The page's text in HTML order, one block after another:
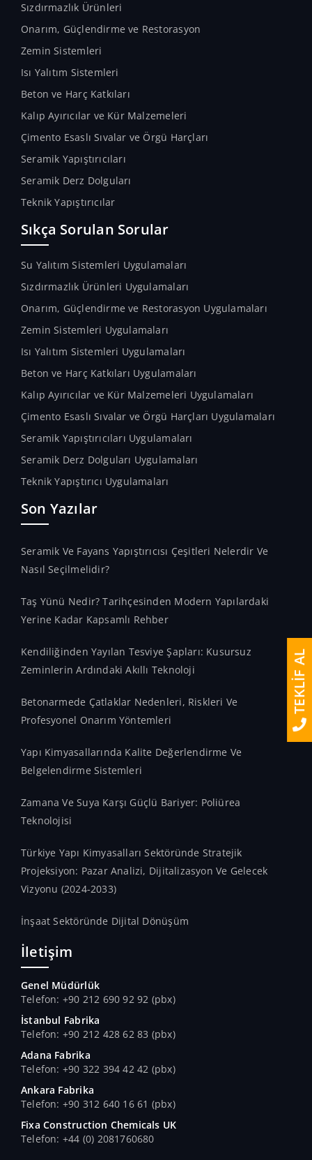
Sızdırmazlık Ürünleri
Onarım, Güçlendirme ve Restorasyon
Zemin Sistemleri
Isı Yalıtım Sistemleri
Beton ve Harç Katkıları
Kalıp Ayırıcılar ve Kür Malzemeleri
Çimento Esaslı Sıvalar ve Örgü Harçları
Seramik Yapıştırıcıları
Seramik Derz Dolguları
Teknik Yapıştırıcılar
Sıkça Sorulan Sorular
Su Yalıtım Sistemleri Uygulamaları
Sızdırmazlık Ürünleri Uygulamaları
Onarım, Güçlendirme ve Restorasyon Uygulamaları
Zemin Sistemleri Uygulamaları
Isı Yalıtım Sistemleri Uygulamaları
Beton ve Harç Katkıları Uygulamaları
Kalıp Ayırıcılar ve Kür Malzemeleri Uygulamaları
Çimento Esaslı Sıvalar ve Örgü Harçları Uygulamaları
Seramik Yapıştırıcıları Uygulamaları
Seramik Derz Dolguları Uygulamaları
Teknik Yapıştırıcı Uygulamaları
Son Yazılar
Seramik Ve Fayans Yapıştırıcısı Çeşitleri Nelerdir Ve
Nasıl Seçilmelidir?
Taş Yünü Nedir? Tarihçesinden Modern Yapılardaki
Yerine Kadar Kapsamlı Rehber
Kendiliğinden Yayılan Tesviye Şapları: Kusursuz
Zeminlerin Ardındaki Akıllı Teknoloji
Betonarmede Çatlaklar Nedenleri, Riskleri Ve
Profesyonel Onarım Yöntemleri
Yapı Kimyasallarında Kalite Değerlendirme Ve
Belgelendirme Sistemleri
Zamana Ve Suya Karşı Güçlü Bariyer: Poliürea
Teknolojisi
Türkiye Yapı Kimyasalları Sektöründe Stratejik
Projeksiyon: Pazar Analizi, Dijitalizasyon Ve Gelecek
Vizyonu (2024-2033)
İnşaat Sektöründe Dijital Dönüşüm
İletişim
Genel Müdürlük
Telefon: +90 212 690 92 92 (pbx)
İstanbul Fabrika
Telefon: +90 212 428 62 83 (pbx)
Adana Fabrika
Telefon: +90 322 394 42 42 (pbx)
Ankara Fabrika
Telefon: +90 312 640 16 61 (pbx)
Fixa Construction Chemicals UK
Telefon: +44 (0) 2081760680
TEKLİF AL